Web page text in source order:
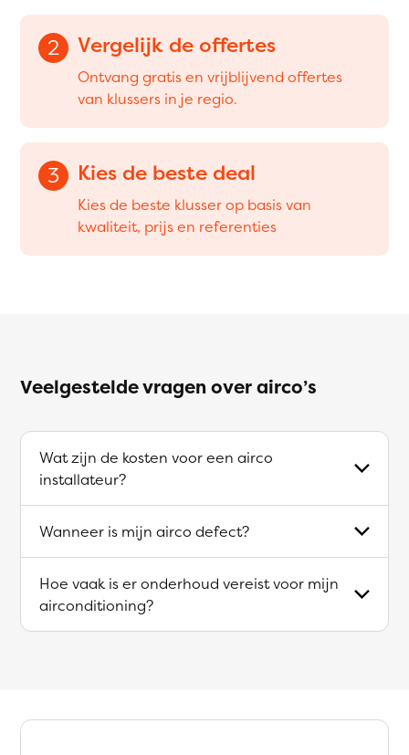
2 Vergelijk de offertes
Ontvang gratis en vrijblijvend offertes
van klussers in je regio.
3 Kies de beste deal
Kies de beste klusser op basis van
kwaliteit, prijs en referenties
Veelgestelde vragen over airco’s
Wat zijn de kosten voor een airco
installateur?
Wanneer is mijn airco defect?
Hoe vaak is er onderhoud vereist voor mijn
airconditioning?